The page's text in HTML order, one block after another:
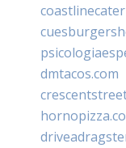
dmtacos.com